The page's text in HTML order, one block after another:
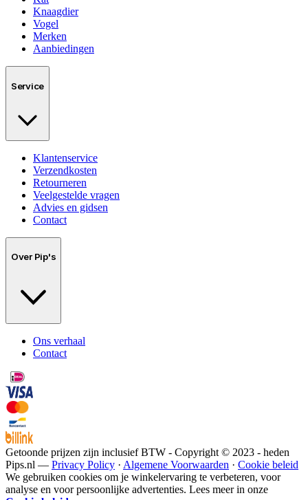
Knaagdier
Vogel
Merken
Aanbiedingen
Service
Klantenservice
Verzendkosten
Retourneren
Veelgestelde vragen
Advies en gidsen
Contact
Over Pip's
Ons verhaal
Contact
Getoonde prijzen zijn inclusief BTW - Copyright © 2023 - heden
Pips.nl — Privacy Policy · Algemene Voorwaarden · Cookie beleid
We gebruiken cookies om je winkelervaring te verbeteren, voor
analyse en voor persoonlijke advertenties. Lees meer in onze